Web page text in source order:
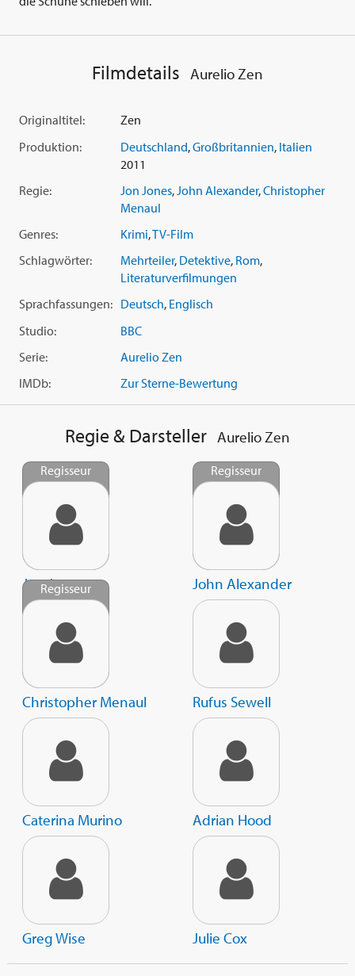
Filmdetails Aurelio Zen
Originaltitel:
Zen
Produktion:
Deutschland,Großbritannien, Italien
2011
Regie:
Jon Jones, John Alexander,Christopher
Menaul
Genres:
Krimi,TV-Film
Schlagwörter:
Mehrteiler, Detektive, Rom,
Literaturverfilmungen
Sprachfassungen: Deutsch, Englisch
Studio:
BBC
Serie:
Aurelio Zen
IMDb:
Zur Sterne-Bewertung
Regie & Darsteller Aurelio Zen
Regisseur
Jon Jones
Regisseur
John Alexander
Regisseur
Christopher Menaul Rufus Sewell
Caterina Murino Adrian Hood
Greg Wise Julie Cox